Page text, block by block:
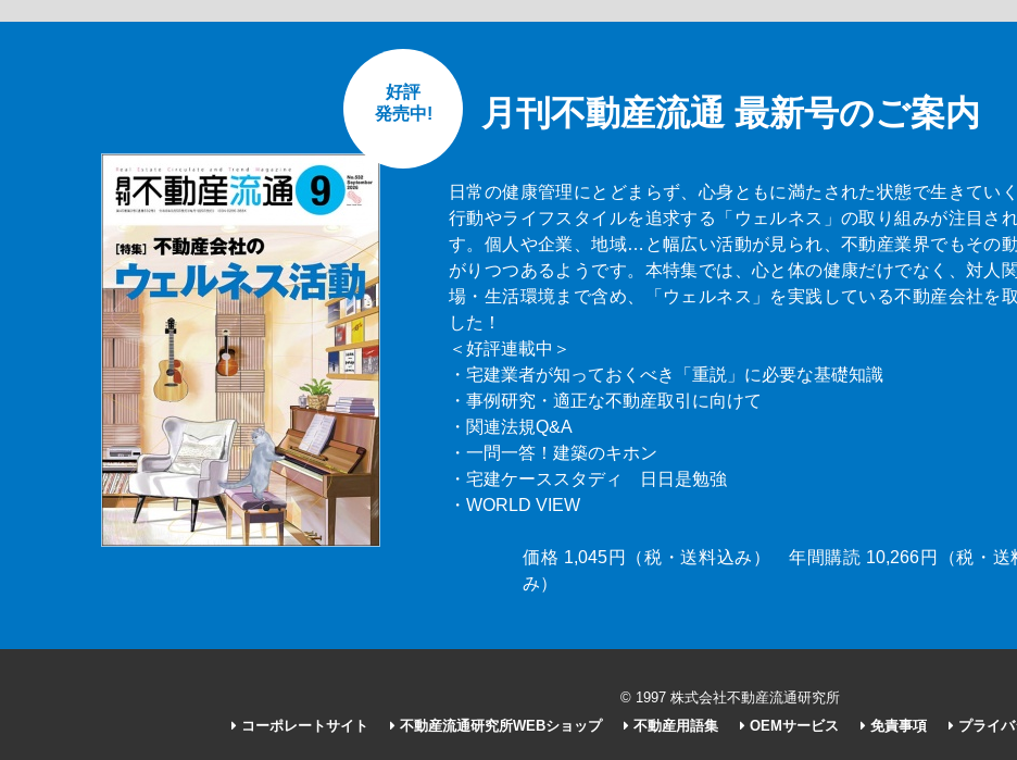
月刊不動産流通 最新号のご案内
好評
発売中!
日常の健康管理にとどまらず、心身ともに満たされた状態で生きてい
行動やライフスタイルを追求する「ウェルネス」の取り組みが注目さ
す。個人や企業、地域…と幅広い活動が見られ、不動産業界でもその
がりつつあるようです。本特集では、心と体の健康だけでなく、対人
場・生活環境まで含め、「ウェルネス」を実践している不動産会社を
した！
＜好評連載中＞
・宅建業者が知っておくべき「重説」に必要な基礎知識
・事例研究・適正な不動産取引に向けて
・関連法規Q&A
・一問一答！建築のキホン
・宅建ケーススタディ 日日是勉強
・WORLD VIEW
価格 1,045円（税・送料込み） 年間購読 10,266円（税・送
み）
© 1997 株式会社不動産流通研究所
コーポレートサイト
不動産流通研究所WEBショップ 不動産用語集 OEMサービス 免責事項 プライ